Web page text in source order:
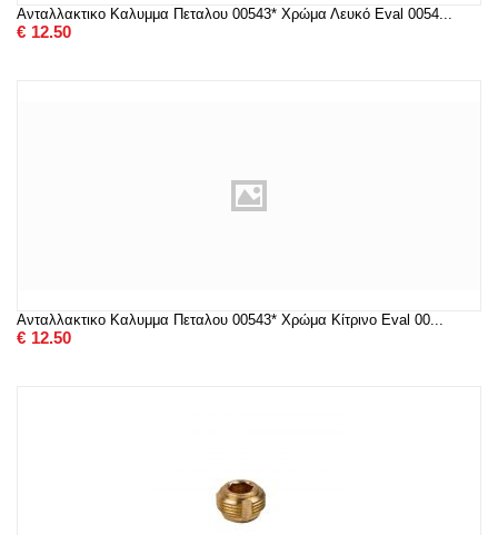
Ανταλλακτικο Καλυμμα Πεταλου 00543* Χρώμα Λευκό Eval 0054...
€ 12.50
Ανταλλακτικο Καλυμμα Πεταλου 00543* Χρώμα Κίτρινο Eval 00...
€ 12.50